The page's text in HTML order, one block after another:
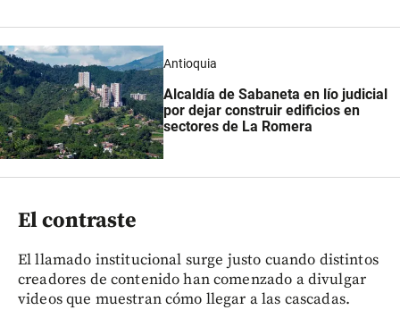
Antioquia
Alcaldía de Sabaneta en lío judicial
por dejar construir edificios en
sectores de La Romera
El contraste
El llamado institucional surge justo cuando distintos
creadores de contenido han comenzado a divulgar
videos que muestran cómo llegar a las cascadas.